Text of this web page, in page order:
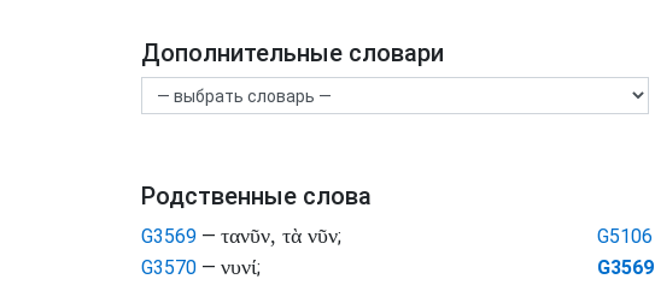
Дополнительные словари
Родственные слова
G3569 — τανῦν, τὰ νῦν;
G3570 — νυνί;
G5106
G3569